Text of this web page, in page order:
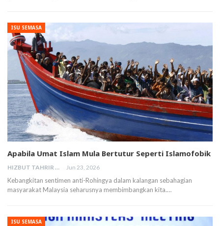
ISU SEMASA
Apabila Umat Islam Mula Bertutur Seperti Islamofobik
HIZBUT TAHRIR MALAYSIA Jun 23, 2026
Kebangkitan sentimen anti-Rohingya dalam kalangan sebahagian
masyarakat Malaysia seharusnya membimbangkan kita.…
ISU SEMASA